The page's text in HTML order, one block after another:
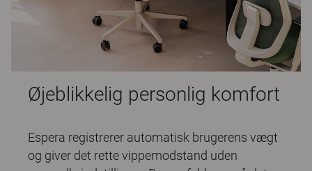
Øjeblikkelig personlig komfort
Espera registrerer automatisk brugerens vægt
og giver det rette vippemodstand uden